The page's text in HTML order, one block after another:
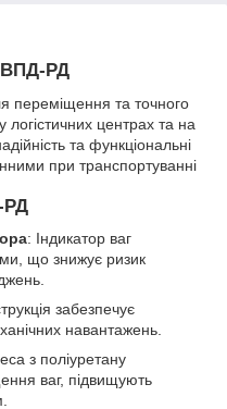
ВПД-РД
переміщення та точного
логістичних центрах та на
та функціональні
при транспортуванні
РД
: Індикатор ваг
що знижує ризик
забезпечує
навантажень.
з поліуретану
ваг, підвищують